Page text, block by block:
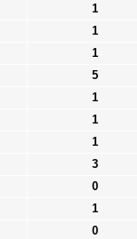
1
1
1
5
1
1
1
3
0
1
0